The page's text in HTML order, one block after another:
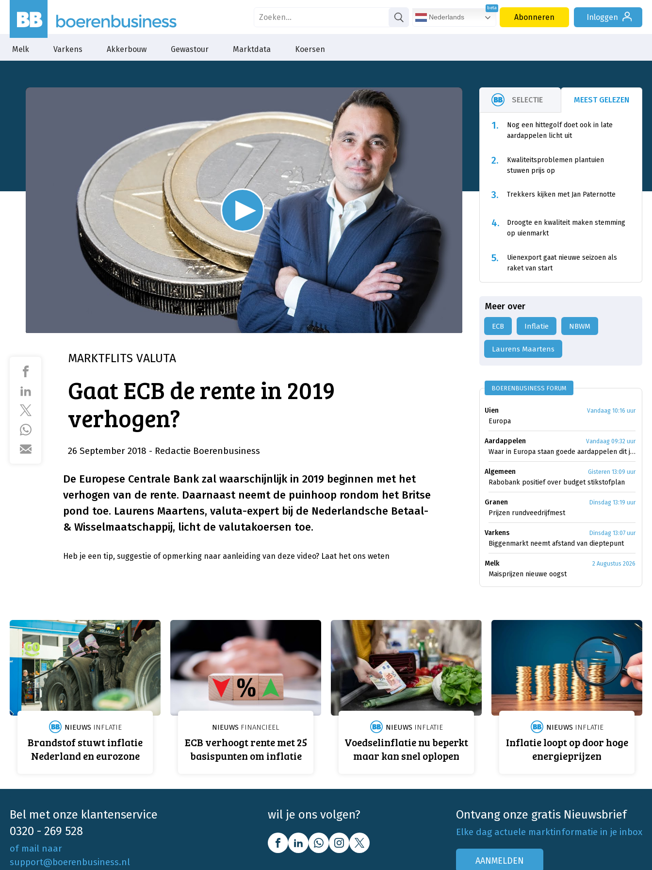
Nederlands Abonneren Inloggen
Melk Varkens Akkerbouw Gewastour Marktdata Koersen
Video
Player
loading.
Play
Video
MARKTFLITS VALUTA
Gaat ECB de rente in 2019
verhogen?
26 September 2018 - Redactie Boerenbusiness
De Europese Centrale Bank zal waarschijnlijk in 2019 beginnen met het
verhogen van de rente. Daarnaast neemt de puinhoop rondom het Britse
pond toe. Laurens Maartens, valuta-expert bij de Nederlandsche Betaal-
& Wisselmaatschappij, licht de valutakoersen toe.
Heb je een tip, suggestie of opmerking naar aanleiding van deze video? Laat het ons weten
SELECTIE MEEST GELEZEN
1.
Nog een hittegolf doet ook in late
aardappelen licht uit
2.
Kwaliteitsproblemen plantuien
stuwen prijs op
3. Trekkers kijken met Jan Paternotte
4.
Droogte en kwaliteit maken stemming
op uienmarkt
5.
Uienexport gaat nieuwe seizoen als
raket van start
Meer over
ECB Inflatie NBWM
Laurens Maartens
BOERENBUSINESS FORUM
Uien Vandaag 10:16 uur
Europa
Aardappelen Vandaag 09:32 uur
Waar in Europa staan goede aardappelen dit jaar?
Algemeen Gisteren 13:09 uur
Rabobank positief over budget stikstofplan
Granen Dinsdag 13:19 uur
Prijzen rundveedrijfmest
Varkens Dinsdag 13:07 uur
Biggenmarkt neemt afstand van dieptepunt
Melk 2 Augustus 2026
Maisprijzen nieuwe oogst
NIEUWS INFLATIE
Brandstof stuwt inflatie
Nederland en eurozone
NIEUWS FINANCIEEL
ECB verhoogt rente met 25
basispunten om inflatie
NIEUWS INFLATIE
Voedselinflatie nu beperkt
maar kan snel oplopen
NIEUWS INFLATIE
Inflatie loopt op door hoge
energieprijzen
Bel met onze klantenservice
0320 - 269 528
of mail naar
support@boerenbusiness.nl
wil je ons volgen? Ontvang onze gratis Nieuwsbrief
Elke dag actuele marktinformatie in je inbox
AANMELDEN